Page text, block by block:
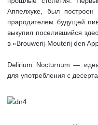
Аппелхуке, был
прародителем будущей
выкупил поселившийся
в «Brouwerij-Mouterij den
Delirium Nocturnum —
для употребления с